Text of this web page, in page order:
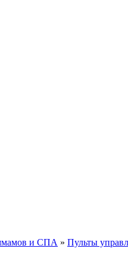
и СПА » Пульты